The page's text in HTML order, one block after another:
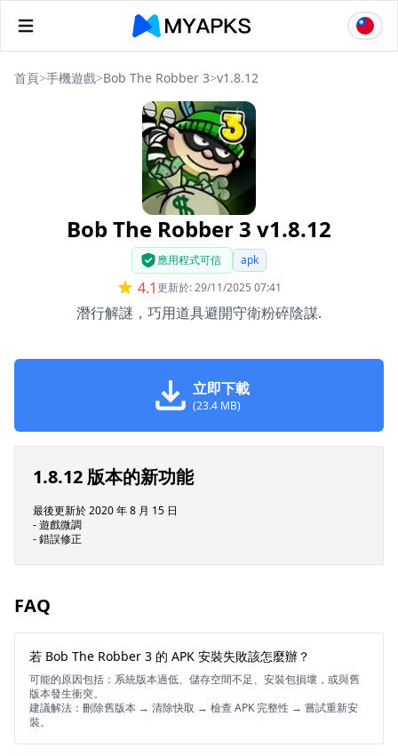
首頁>手機遊戲>Bob The Robber 3>v1.8.12
Bob The Robber 3 v1.8.12
應用程式可信 apk
4.1更新於: 29/11/2025 07:41
潛行解謎，巧用道具避開守衛粉碎陰謀.
立即下載
(23.4 MB)
1.8.12 版本的新功能
最後更新於 2020 年 8 月 15 日
- 遊戲微調
- 錯誤修正
FAQ
若 Bob The Robber 3 的 APK 安裝失敗該怎麼辦？
可能的原因包括：系統版本過低、儲存空間不足、安裝包損壞，或與舊
版本發生衝突。
建議解法：刪除舊版本 → 清除快取 → 檢查 APK 完整性 → 嘗試重新安
裝。